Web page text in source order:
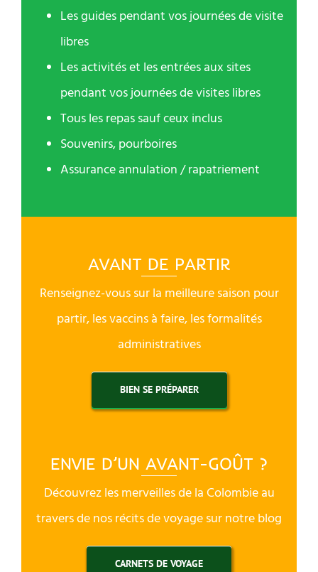
Les guides pendant vos journées de visite
libres
Les activités et les entrées aux sites
pendant vos journées de visites libres
Tous les repas sauf ceux inclus
Souvenirs, pourboires
Assurance annulation / rapatriement
AVANT DE PARTIR
Renseignez-vous sur la meilleure saison pour
partir, les vaccins à faire, les formalités
administratives
BIEN SE PRÉPARER
ENVIE D’UN AVANT-GOÛT ?
Découvrez les merveilles de la Colombie au
travers de nos récits de voyage sur notre blog
CARNETS DE VOYAGE